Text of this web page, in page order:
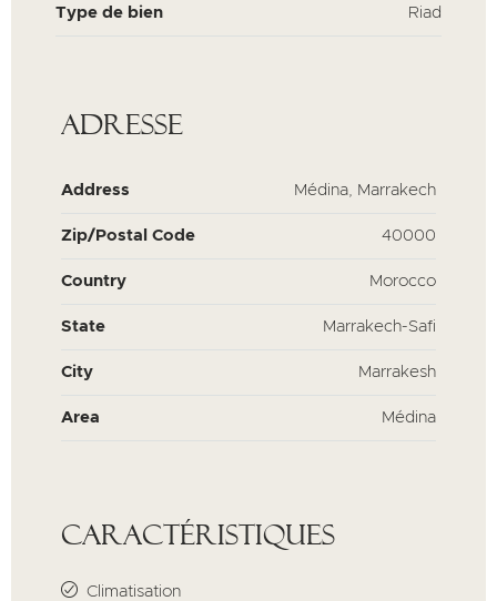
Type de bien Riad
Adresse
Address Médina, Marrakech
Zip/Postal Code 40000
Country Morocco
State Marrakech-Safi
City Marrakesh
Area Médina
Caractéristiques
Climatisation